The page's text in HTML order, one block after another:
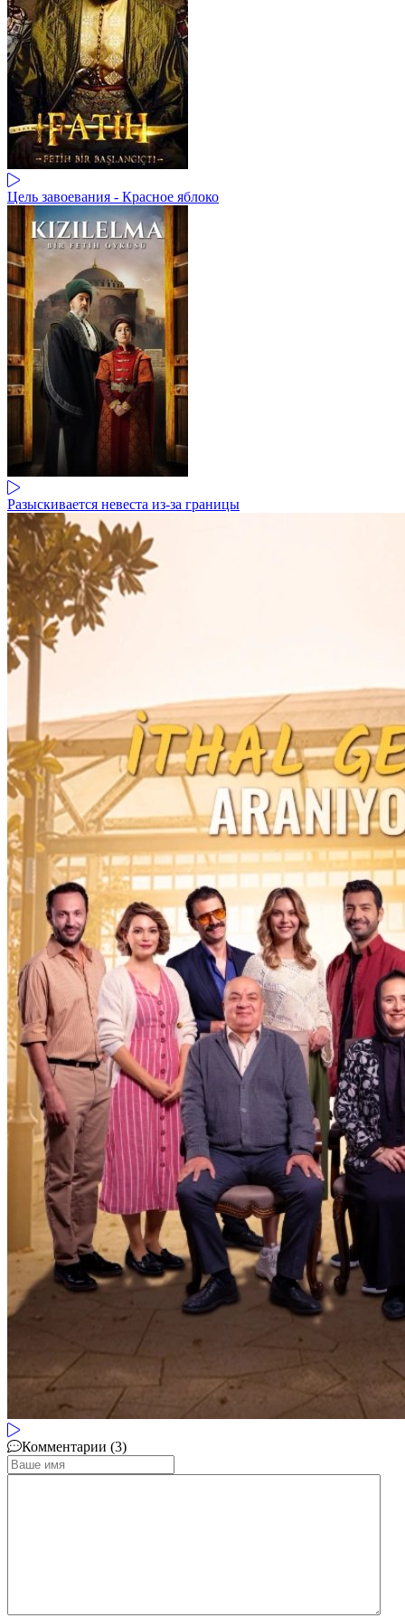
Цель завоевания - Красное яблоко
Разыскивается невеста из-за границы
Комментарии (3)